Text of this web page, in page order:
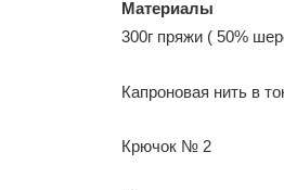
Материалы
300г пряжи ( 50%
Капроновая нить в
Крючок № 2